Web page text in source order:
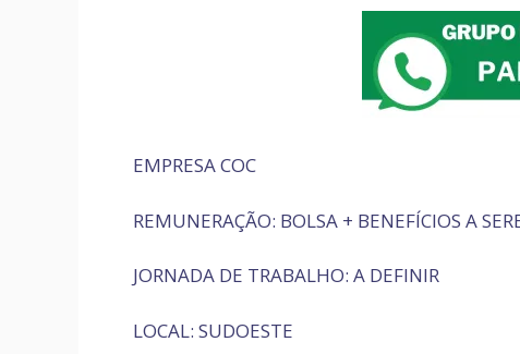
EMPRESA COC
REMUNERAÇÃO: BOLSA + BENEFÍCIOS A
JORNADA DE TRABALHO: A DEFINIR
LOCAL: SUDOESTE